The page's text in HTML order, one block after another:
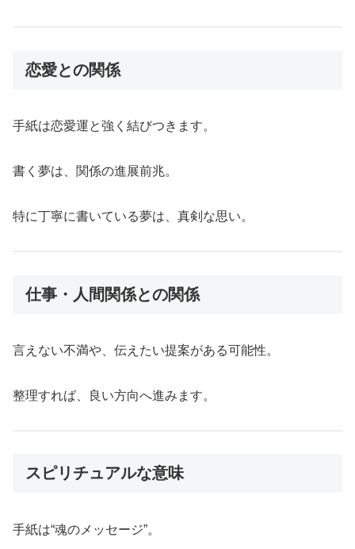
恋愛との関係
手紙は恋愛運と強く結びつきます。
書く夢は、関係の進展前兆。
特に丁寧に書いている夢は、真剣な思い。
仕事・人間関係との関係
言えない不満や、伝えたい提案がある可能性。
整理すれば、良い方向へ進みます。
スピリチュアルな意味
手紙は“魂のメッセージ”。